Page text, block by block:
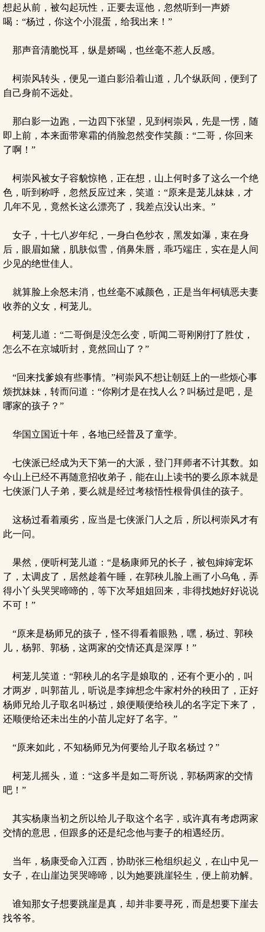
想起从前，被勾起玩性，正要去逗他，忽然听到一声娇
喝：“杨过，你这个小混蛋，给我出来！”
那声音清脆悦耳，纵是娇喝，也丝毫不惹人反感。
柯崇风转头，便见一道白影沿着山道，几个纵跃间，便到了
自己身前不远处。
那白影一边跑，一边四下张望，见到柯崇风，先是一愣，随
即上前，本来面带寒霜的俏脸忽然变作笑颜：“二哥，你回来
了啊！”
柯崇风被女子容貌惊艳，正在想，山上何时多了这么一个绝
色，听到称呼，忽然反应过来，笑道：“原来是茏儿妹妹，才
几年不见，竟然长这么漂亮了，我差点没认出来。”
女子，十七八岁年纪，一身白色纱衣，黑发如瀑，束在身
后，眼眉如黛，肌肤似雪，俏鼻朱唇，乖巧端庄，实在是人间
少见的绝世佳人。
就算脸上余怒未消，也丝毫不减颜色，正是当年柯镇恶夫妻
收养的义女，柯茏儿。
柯茏儿道：“二哥倒是没怎么变，听闻二哥刚刚打了胜仗，
怎么不在京城听封，竟然回山了？”
“回来找爹娘有些事情。”柯崇风不想让朝廷上的一些烦心事
烦扰妹妹，转而问道：“你刚才是在找人么？叫杨过是吧，是
哪家的孩子？”
华国立国近十年，各地已经普及了童学。
七侠派已经成为天下第一的大派，登门拜师者不计其数。如
今山上已经不再随意招收弟子，能在山上读书的要么原本就是
七侠派门人子弟，要么就是经过考核悟性根骨俱佳的孩子。
这杨过看着顽劣，应当是七侠派门人之后，所以柯崇风才有
此一问。
果然，便听柯茏儿道：“是杨康师兄的长子，被包婶婶宠坏
了，太调皮了，居然趁着午睡，在郭秧儿脸上画了小乌龟，弄
得小丫头哭哭啼啼的，等下次琴姐姐回来，非得找她好好说说
不可！”
“原来是杨师兄的孩子，怪不得看着眼熟，嘿，杨过、郭秧
儿，杨郭、郭杨，这两家的交情还真是深厚！”
柯茏儿笑道：“郭秧儿的名字是娘取的，还有个更小的，叫
才两岁，叫郭苗儿，听说是李婶想念牛家村外的秧田了，正好
杨师兄给儿子取名叫杨过，娘便顺便给秧儿的名字定下来了，
还顺便给还未出生的小苗儿定好了名字。”
“原来如此，不知杨师兄为何要给儿子取名杨过？”
柯茏儿摇头，道：“这多半是如二哥所说，郭杨两家的交情
吧！”
其实杨康当初之所以给儿子取这个名字，或许真有考虑两家
交情的意思，但跟多的还是纪念他与妻子的相遇经历。
当年，杨康受命入江西，协助张三枪组织起义，在山中见一
女子，在山崖边哭哭啼啼，以为她要跳崖轻生，便上前劝解。
谁知那女子想要跳崖是真，却并非要寻死，而是想要下崖去
找爷爷。